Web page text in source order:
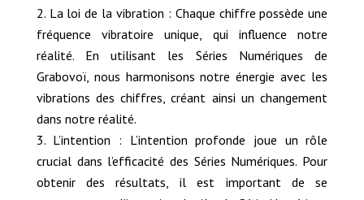
La loi de la vibration : Chaque chiffre possède une
fréquence vibratoire unique, qui influence notre
réalité. En utilisant les Séries Numériques de
Grabovoï, nous harmonisons notre énergie avec les
vibrations des chiffres, créant ainsi un changement
dans notre réalité.
L’intention : L’intention profonde joue un rôle
crucial dans l’efficacité des Séries Numériques. Pour
obtenir des résultats, il est important de se